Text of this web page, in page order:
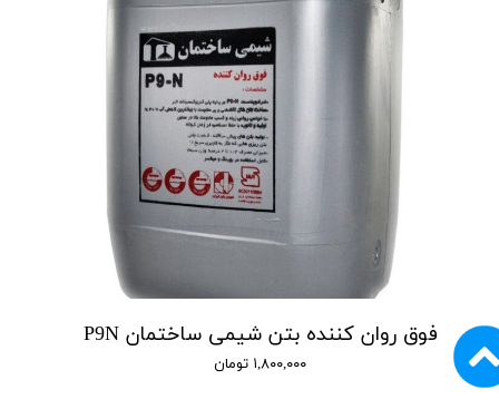
فوق روان کننده بتن شیمی ساختمان P9N
۱,۸۰۰,۰۰۰ تومان